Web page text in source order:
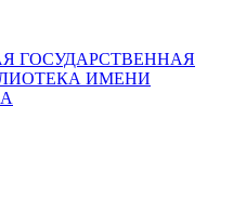
ГОСУДАРСТВЕННАЯ
ИМЕНИ